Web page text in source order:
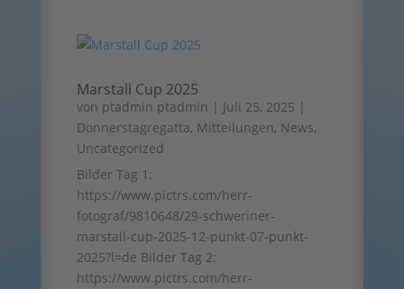
Marstall Cup 2025
von ptadmin ptadmin | Juli 25, 2025 |
Donnerstagregatta, Mitteilungen, News,
Uncategorized
Bilder Tag 1:
https://www.pictrs.com/herr-
fotograf/9810648/29-schweriner-
marstall-cup-2025-12-punkt-07-punkt-
2025?l=de Bilder Tag 2:
https://www.pictrs.com/herr-